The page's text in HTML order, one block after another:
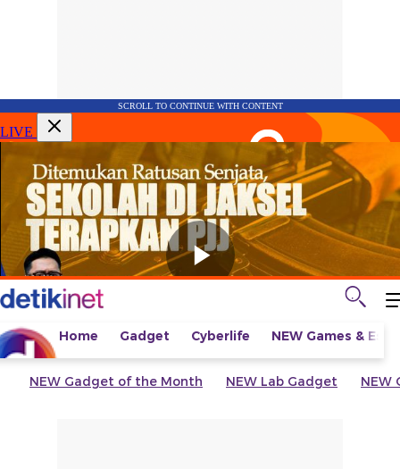
SCROLL TO CONTINUE WITH CONTENT
LIVE
Home Gadget Cyberlife NEW Games &
NEW Gadget of the Month NEW Lab Gadget NEW